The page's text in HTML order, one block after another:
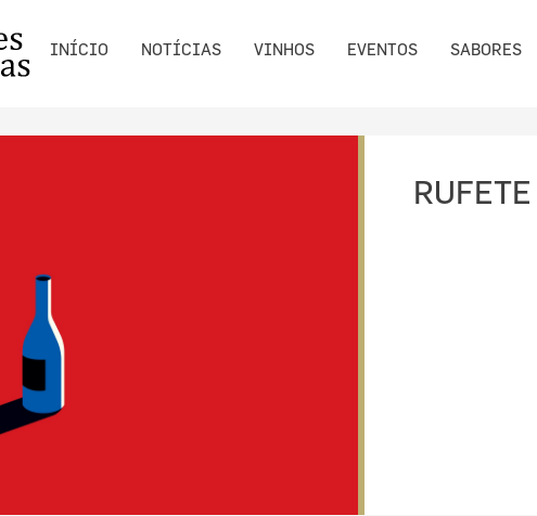
INÍCIO NOTÍCIAS VINHOS EVENTOS SABORES